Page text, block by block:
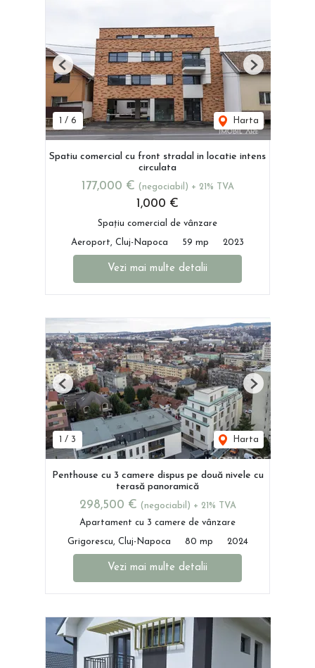
/ 6 Harta
Previous Next
Spatiu comercial cu front stradal in locatie intens
circulata
177,000 € (negociabil) + 21% TVA
1,000 €
Spațiu comercial de vânzare
Aeroport, Cluj-Napoca 59 mp 2023
Vezi mai multe detalii
1 / 3 Harta
Previous Next
Penthouse cu 3 camere dispus pe două nivele cu
terasă panoramică
298,500 € (negociabil) + 21% TVA
Apartament cu 3 camere de vânzare
Grigorescu, Cluj-Napoca 80 mp 2024
Vezi mai multe detalii